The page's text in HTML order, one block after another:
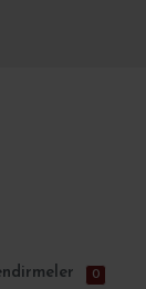
0